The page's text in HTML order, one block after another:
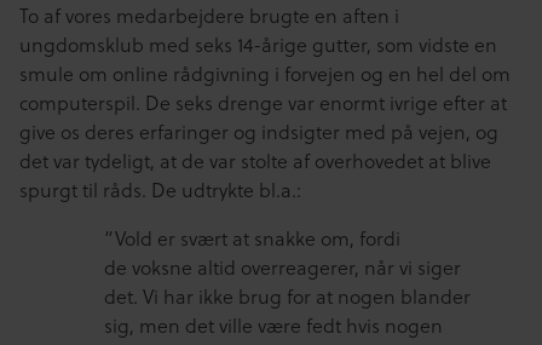
To af vores medarbejdere brugte en aften i
ungdomsklub med seks 14-årige gutter, som vidste en
smule om online rådgivning i forvejen og en hel del om
computerspil. De seks drenge var enormt ivrige efter at
give os deres erfaringer og indsigter med på vejen, og
det var tydeligt, at de var stolte af overhovedet at blive
spurgt til råds. De udtrykte bl.a.:
“Vold er svært at snakke om, fordi
de voksne altid overreagerer, når vi siger
det. Vi har ikke brug for at nogen blander
sig, men det ville være fedt hvis nogen